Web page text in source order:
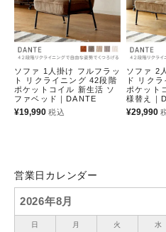
ソファ 1人掛け フルフラッ
ト リクライニング 42段階
ポケットコイル 新生活 ソ
ファベッド｜DANTE
¥19,990 税込
ソファ 2
ド リク
ポケット
様替え｜
¥29,990
営業日カレンダー
2026年8月
日 月 火 水